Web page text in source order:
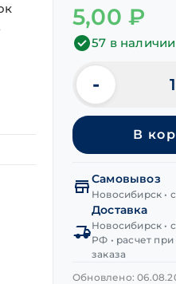
5,00₽
57 в наличии
Количество
товара
Уголок
УГ-
без
покрытия
-
В
Самовывоз
Новосибирск •
Доставка
Новосибирск •
РФ • расчет
заказа
Обновлено: